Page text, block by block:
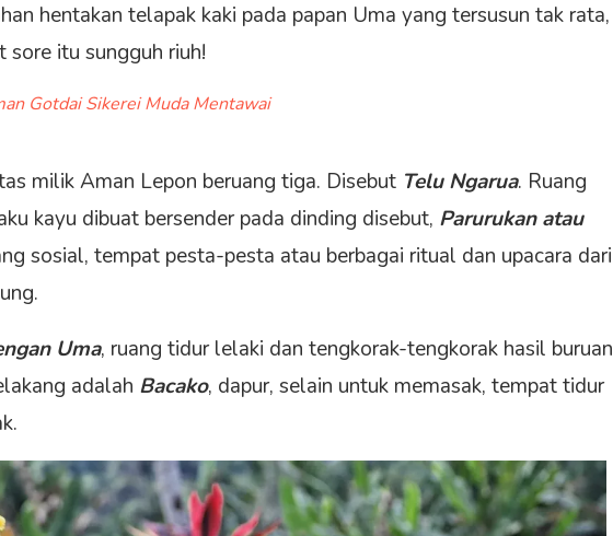
hentakan telapak kaki pada papan Uma yang tersusun tak rata,
sore itu sungguh riuh!
Gotdai Sikerei Muda Mentawai
milik Aman Lepon beruang tiga. Disebut Telu Ngarua. Ruang
kayu dibuat bersender pada dinding disebut, Parurukan atau
sosial, tempat pesta-pesta atau berbagai ritual dan upacara dari
Uma, ruang tidur lelaki dan tengkorak-tengkorak hasil buruan
adalah Bacako, dapur, selain untuk memasak, tempat tidur